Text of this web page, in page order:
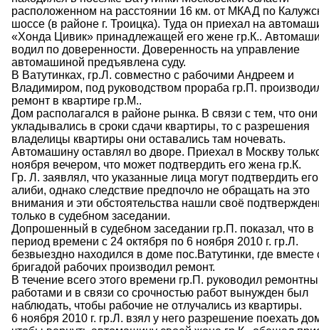
расположенном на расстоянии 16 км. от МКАД по
шоссе (в районе г. Троицка). Туда он приехал на
«Хонда Цивик» принадлежащей его жене гр.К..
водил по доверенности. Доверенность на управление
автомашиной предъявлена суду.
В Ватутинках, гр.Л. совместно с рабочими Андреем и
Владимиром, под руководством прораба гр.П.
ремонт в квартире гр.М..
Дом располагался в районе рынка. В связи с тем, что
укладывались в сроки сдачи квартиры, то с разрешения
владелицы квартиры они оставались там ночевать.
Автомашину оставлял во дворе. Приехал в Москву
ноября вечером, что может подтвердить его жена гр.К.
Гр. Л. заявлял, что указанные лица могут подтвердить его
алиби, однако следствие предпочло не обращать на это
внимания и эти обстоятельства нашли своё
только в судебном заседании.
Допрошенный в судебном заседании гр.П. показал, что в
период времени с 24 октября по 6 ноября 2010 г. гр.Л.
безвыездно находился в доме пос.Ватутинки, где вместе
бригадой рабочих производил ремонт.
В течение всего этого времени гр.П. руководил
работами и в связи со срочностью работ вынужден был
наблюдать, чтобы рабочие не отлучались из квартиры.
6 ноября 2010 г. гр.Л. взял у него разрешение поехать